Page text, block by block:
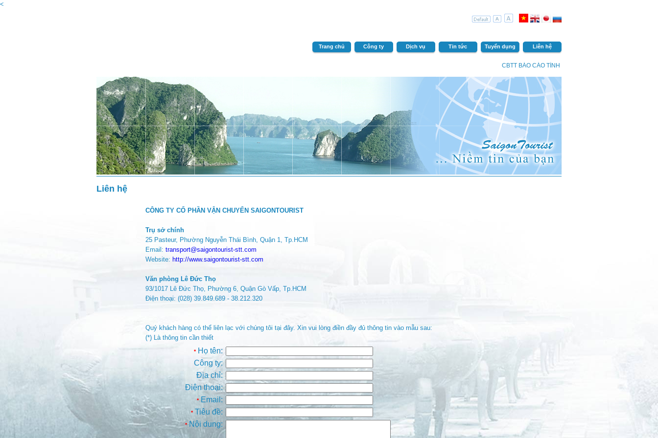
<
Liên hệ
Tuyển dụng
Tin tức
Dịch vụ
Công ty
Trang chủ
CBTT BÁO CÁO TÌNH HÌNH QUẢN TRỊ CÔNG TY NĂM 2024
Liên hệ
CÔNG TY CỔ PHẦN VẬN CHUYỂN SAIGONTOURIST
Trụ sở chính
25 Pasteur, Phường Nguyễn Thái Bình, Quận 1, Tp.HCM
Email: transport@saigontourist-stt.com
Website: http://www.saigontourist-stt.com
Văn phòng Lê Đức Thọ
93/1017 Lê Đức Thọ, Phường 6, Quận Gò Vấp, Tp.HCM
Điện thoại: (028) 39.849.689 - 38.212.320
Quý khách hàng có thể liên lạc với chúng tôi tại đây. Xin vui lòng điền đầy đủ thông tin vào mẫu sau:
(*) Là thông tin cần thiết
*Họ tên:
Công ty:
Địa chỉ:
Điện thoại:
*Email:
*Tiêu đề:
*Nội dung: